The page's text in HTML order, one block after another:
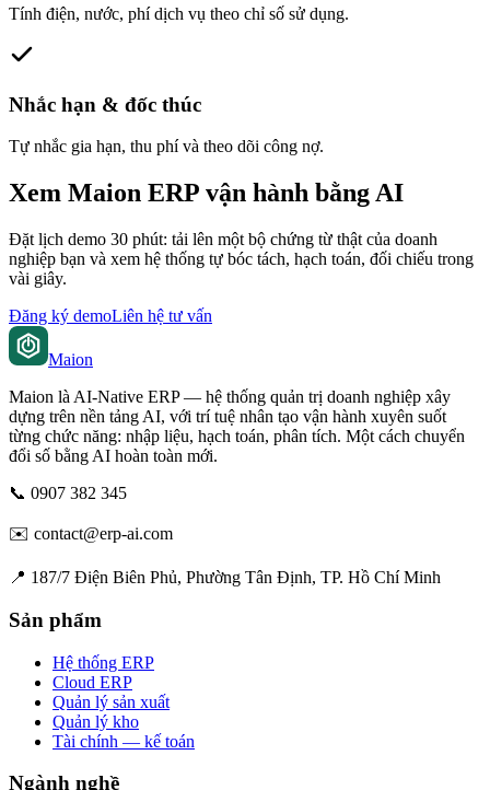
Tính điện, nước, phí dịch vụ theo chỉ số sử dụng.
Nhắc hạn & đốc thúc
Tự nhắc gia hạn, thu phí và theo dõi công nợ.
Xem Maion ERP vận hành bằng AI
Đặt lịch demo 30 phút: tải lên một bộ chứng từ thật của doanh
nghiệp bạn và xem hệ thống tự bóc tách, hạch toán, đối chiếu trong
vài giây.
Đăng ký demoLiên hệ tư vấn
Maion
Maion là AI-Native ERP — hệ thống quản trị doanh nghiệp xây
dựng trên nền tảng AI, với trí tuệ nhân tạo vận hành xuyên suốt
từng chức năng: nhập liệu, hạch toán, phân tích. Một cách chuyển
đổi số bằng AI hoàn toàn mới.
📞 0907 382 345
✉️ contact@erp-ai.com
📍 187/7 Điện Biên Phủ, Phường Tân Định, TP. Hồ Chí Minh
Sản phẩm
Hệ thống ERP
Cloud ERP
Quản lý sản xuất
Quản lý kho
Tài chính — kế toán
Ngành nghề